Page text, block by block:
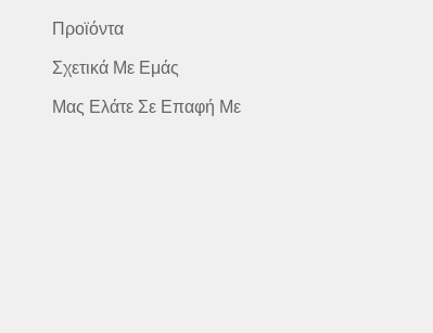
Προϊόντα
Σχετικά Με Εμάς
Μας Ελάτε Σε Επαφή Με